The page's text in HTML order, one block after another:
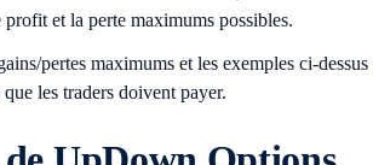
et la perte maximums possibles.
pertes maximums et les exemples ci-dessus
les traders doivent payer.